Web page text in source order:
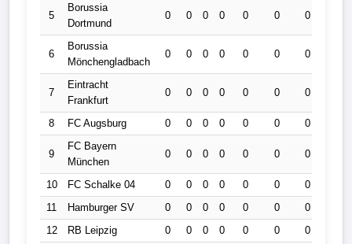
5
Borussia
Dortmund
0 0 0 0 0 0 0
6
Borussia
Mönchengladbach
0 0 0 0 0 0 0
7
Eintracht
Frankfurt
0 0 0 0 0 0 0
8 FC Augsburg 0 0 0 0 0 0 0
9
FC Bayern
München
0 0 0 0 0 0 0
10 FC Schalke 04 0 0 0 0 0 0 0
11
Hamburger SV 0 0 0 0 0 0 0
12
RB Leipzig 0 0 0 0 0 0 0